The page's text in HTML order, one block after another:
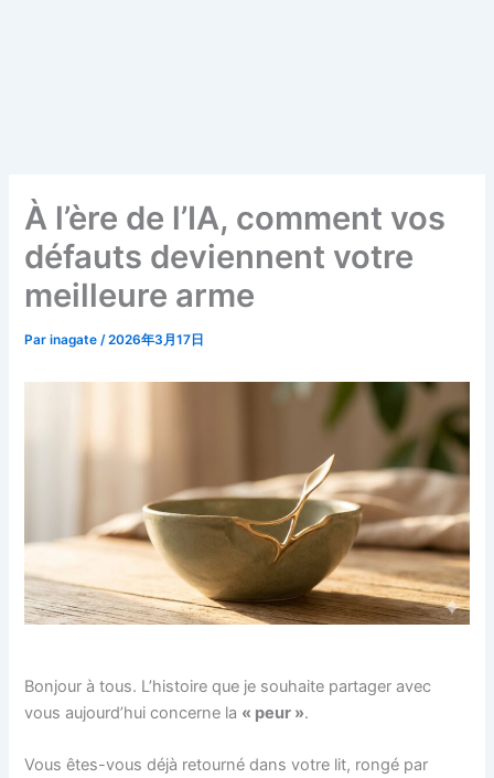
À l’ère de l’IA, comment vos
défauts deviennent votre
meilleure arme
Parinagate/2026年3月17日
Bonjour à tous. L’histoire que je souhaite partager avec
vous aujourd’hui concerne la « peur ».
Vous êtes-vous déjà retourné dans votre lit, rongé par